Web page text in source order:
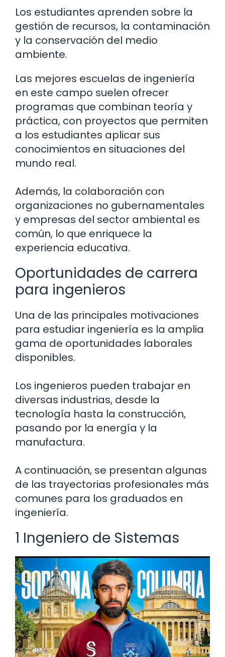
Los estudiantes aprenden sobre la
gestión de recursos, la contaminación
y la conservación del medio
ambiente.
Las mejores escuelas de ingeniería
en este campo suelen ofrecer
programas que combinan teoría y
práctica, con proyectos que permiten
a los estudiantes aplicar sus
conocimientos en situaciones del
mundo real.
Además, la colaboración con
organizaciones no gubernamentales
y empresas del sector ambiental es
común, lo que enriquece la
experiencia educativa.
Oportunidades de carrera
para ingenieros
Una de las principales motivaciones
para estudiar ingeniería es la amplia
gama de oportunidades laborales
disponibles.
Los ingenieros pueden trabajar en
diversas industrias, desde la
tecnología hasta la construcción,
pasando por la energía y la
manufactura.
A continuación, se presentan algunas
de las trayectorias profesionales más
comunes para los graduados en
ingeniería.
1 Ingeniero de Sistemas